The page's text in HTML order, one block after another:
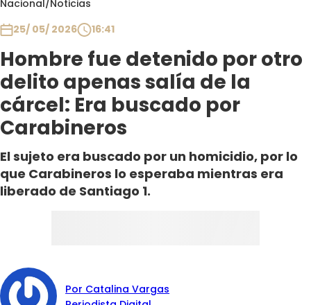
Nacional/Noticias
25/ 05/ 2026
16:41
Hombre fue detenido por otro
delito apenas salía de la
cárcel: Era buscado por
Carabineros
El sujeto era buscado por un homicidio, por lo
que Carabineros lo esperaba mientras era
liberado de Santiago 1.
Por Catalina Vargas
Club De La Comedia
Contigo en Directo
Plan Perfecto
El Tiempo
Sabingo
Todos Los Programas